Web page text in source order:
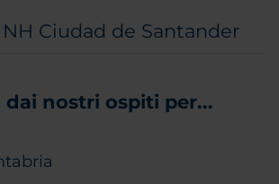
Ciudad de Santander
dai nostri ospiti per...